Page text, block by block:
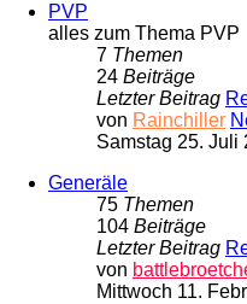
PVP
alles zum Thema PVP
7 Themen
24 Beiträge
Letzter Beitrag
von Rainchiller
Samstag 25. Juli
Generäle
75 Themen
104 Beiträge
Letzter Beitrag
von
Mittwoch 11.